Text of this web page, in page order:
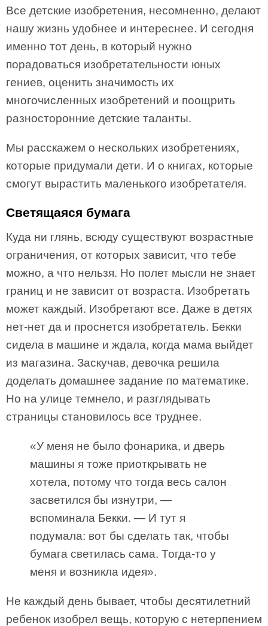
Все детские изобретения, несомненно, делают
нашу жизнь удобнее и интереснее. И сегодня
именно тот день, в который нужно
порадоваться изобретательности юных
гениев, оценить значимость их
многочисленных изобретений и поощрить
разносторонние детские таланты.
Мы расскажем о нескольких изобретениях,
которые придумали дети. И о книгах, которые
смогут вырастить маленького изобретателя.
Светящаяся бумага
Куда ни глянь, всюду существуют возрастные
ограничения, от которых зависит, что тебе
можно, а что нельзя. Но полет мысли не знает
границ и не зависит от возраста. Изобретать
может каждый. Изобретают все. Даже в детях
нет-нет да и проснется изобретатель. Бекки
сидела в машине и ждала, когда мама выйдет
из магазина. Заскучав, девочка решила
доделать домашнее задание по математике.
Но на улице темнело, и разглядывать
страницы становилось все труднее.
«У меня не было фонарика, и дверь
машины я тоже приоткрывать не
хотела, потому что тогда весь салон
засветился бы изнутри, —
вспоминала Бекки. — И тут я
подумала: вот бы сделать так, чтобы
бумага светилась сама. Тогда-то у
меня и возникла идея».
Не каждый день бывает, чтобы десятилетний
ребенок изобрел вещь, которую с нетерпением